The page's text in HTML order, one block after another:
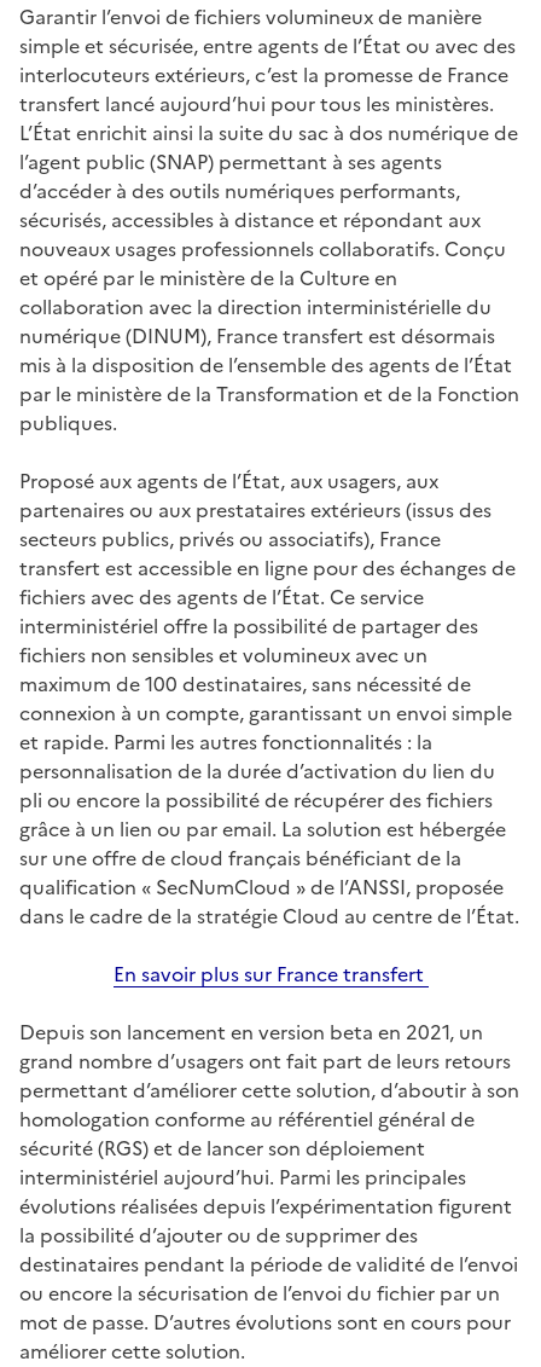
Garantir l’envoi de fichiers volumineux de manière
simple et sécurisée, entre agents de l’État ou avec des
interlocuteurs extérieurs, c’est la promesse de France
transfert lancé aujourd’hui pour tous les ministères.
L’État enrichit ainsi la suite du sac à dos numérique de
l’agent public (SNAP) permettant à ses agents
d’accéder à des outils numériques performants,
sécurisés, accessibles à distance et répondant aux
nouveaux usages professionnels collaboratifs. Conçu
et opéré par le ministère de la Culture en
collaboration avec la direction interministérielle du
numérique (DINUM), France transfert est désormais
mis à la disposition de l’ensemble des agents de l’État
par le ministère de la Transformation et de la Fonction
publiques.
Proposé aux agents de l’État, aux usagers, aux
partenaires ou aux prestataires extérieurs (issus des
secteurs publics, privés ou associatifs), France
transfert est accessible en ligne pour des échanges de
fichiers avec des agents de l’État. Ce service
interministériel offre la possibilité de partager des
fichiers non sensibles et volumineux avec un
maximum de 100 destinataires, sans nécessité de
connexion à un compte, garantissant un envoi simple
et rapide. Parmi les autres fonctionnalités : la
personnalisation de la durée d’activation du lien du
pli ou encore la possibilité de récupérer des fichiers
grâce à un lien ou par email. La solution est hébergée
sur une offre de cloud français bénéficiant de la
qualification « SecNumCloud » de l’ANSSI, proposée
dans le cadre de la stratégie Cloud au centre de l’État.
En savoir plus sur France transfert
Depuis son lancement en version beta en 2021, un
grand nombre d’usagers ont fait part de leurs retours
permettant d’améliorer cette solution, d’aboutir à son
homologation conforme au référentiel général de
sécurité (RGS) et de lancer son déploiement
interministériel aujourd’hui. Parmi les principales
évolutions réalisées depuis l’expérimentation figurent
la possibilité d’ajouter ou de supprimer des
destinataires pendant la période de validité de l’envoi
ou encore la sécurisation de l’envoi du fichier par un
mot de passe. D’autres évolutions sont en cours pour
améliorer cette solution.